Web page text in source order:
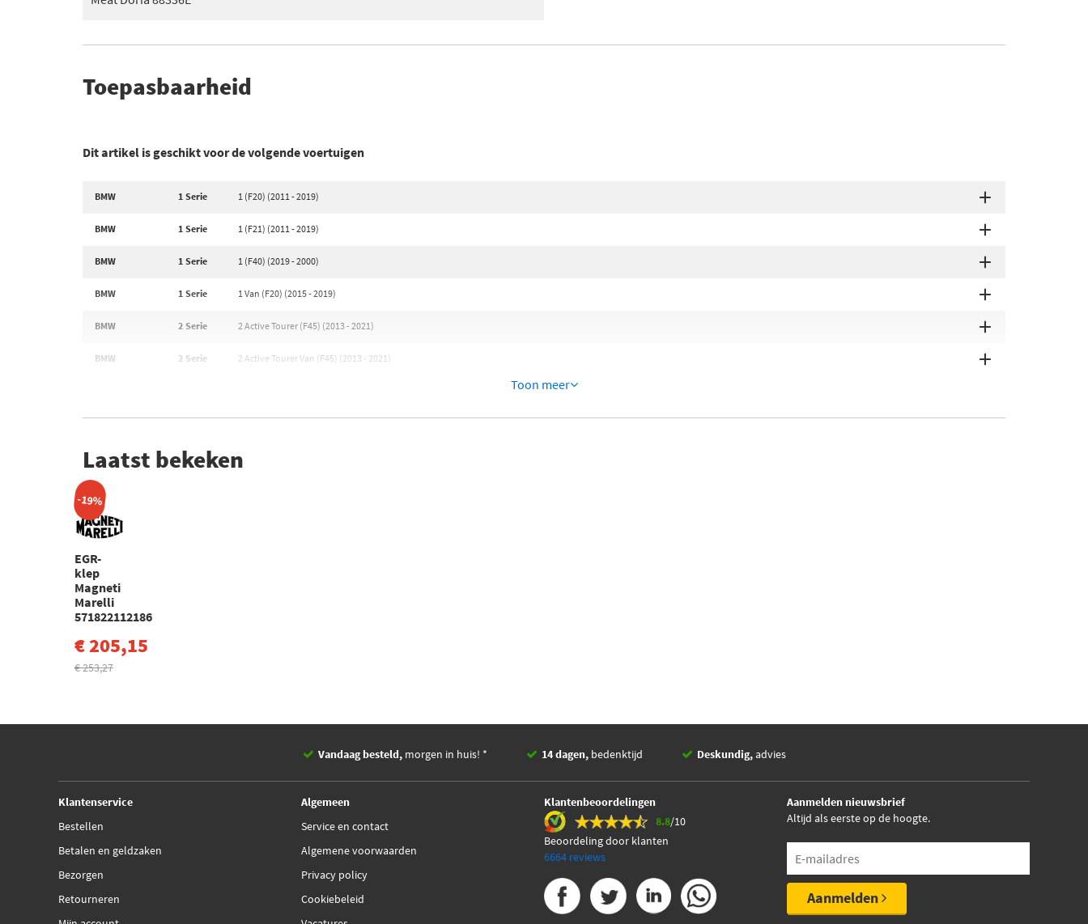
Toepasbaarheid
Dit artikel is geschikt voor de volgende voertuigen
BMW 1 Serie 1 (F20) (2011 - 2019)
BMW 1 Serie 1 (F21) (2011 - 2019)
BMW 1 Serie 1 (F40) (2019 - 2000)
BMW 1 Serie 1 Van (F20) (2015 - 2019)
BMW 2 Serie 2 Active Tourer (F45) (2013 - 2021)
BMW 2 Serie 2 Active Tourer Van (F45) (2013 - 2021)
Toon meer
Laatst bekeken
-19%
EGR-
klep
Magneti
Marelli
571822112186
€ 205,15
€ 253,27
Vandaag besteld, morgen in huis! * 14 dagen, bedenktijd Deskundig,advies
Klantenservice
Bestellen
Betalen en geldzaken
Bezorgen
Retourneren
Algemeen
Service en contact
Algemene voorwaarden
Privacy policy
Cookiebeleid
Klantenbeoordelingen
8.8/10
Beoordeling door klanten
6664 reviews
Aanmelden nieuwsbrief
Altijd als eerste op de hoogte.
Aanmelden